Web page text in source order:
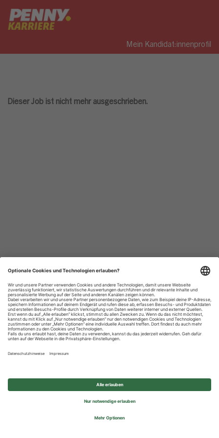
Mein Kandidat:innenprofil
Dieser Job ist nicht mehr ausgeschrieben.
Datenschutzhinweise
Impressum
Privatsphäre-Einstellungen
© 2026 REWE Group - All rights reserved